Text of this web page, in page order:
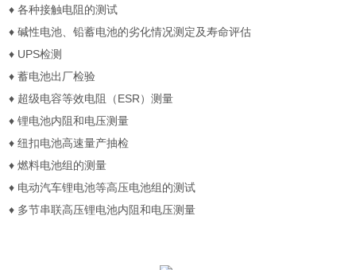
♦ 各种接触电阻的测试
♦ 碱性电池、铅蓄电池的劣化情况测定及寿命评估
♦ UPS检测
♦ 蓄电池出厂检验
♦ 超级电容等效电阻（ESR）测量
♦ 锂电池内阻和电压测量
♦ 纽扣电池高速量产抽检
♦ 燃料电池组的测量
♦ 电动汽车锂电池等高压电池组的测试
♦ 多节串联高压锂电池内阻和电压测量